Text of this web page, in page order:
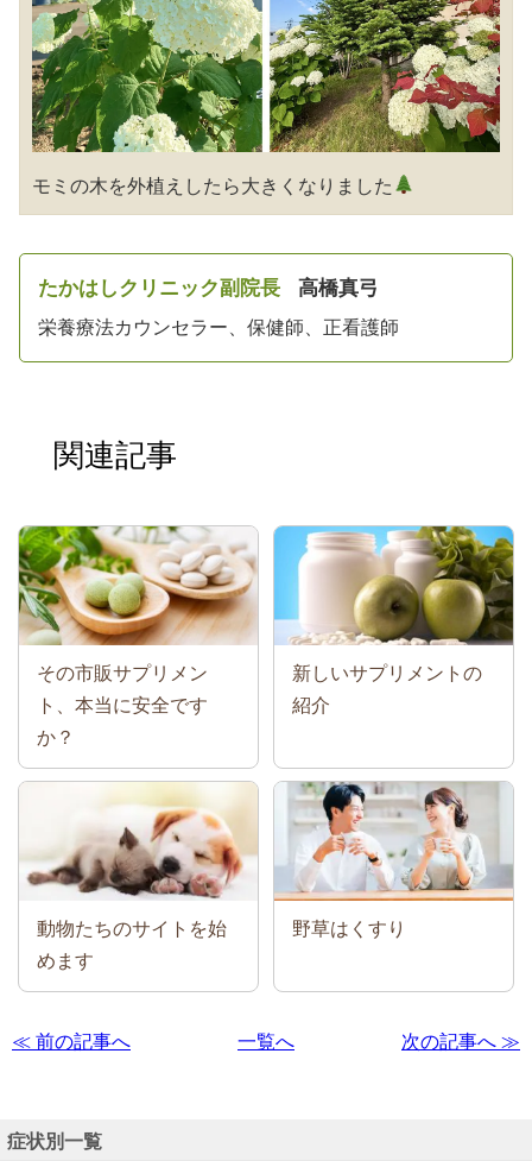
モミの木を外植えしたら大きくなりました
たかはしクリニック副院長 高橋真弓
栄養療法カウンセラー、保健師、正看護師
関連記事
その市販サプリメン
ト、本当に安全です
か？
新しいサプリメントの
紹介
動物たちのサイトを始
めます
野草はくすり
≪ 前の記事へ 一覧へ 次の記事へ ≫
症状別一覧